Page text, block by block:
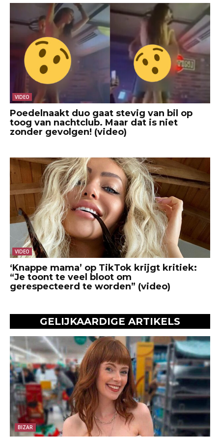
VIDEO
Poedelnaakt duo gaat stevig van bil op
toog van nachtclub. Maar dat is niet
zonder gevolgen! (video)
VIDEO
‘Knappe mama’ op TikTok krijgt kritiek:
“Je toont te veel bloot om
gerespecteerd te worden” (video)
GELIJKAARDIGE ARTIKELS
BIZAR